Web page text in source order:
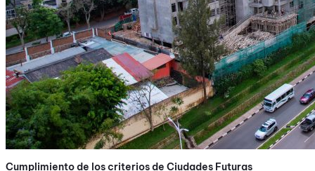
Cumplimiento de los criterios de Ciudades Futuras